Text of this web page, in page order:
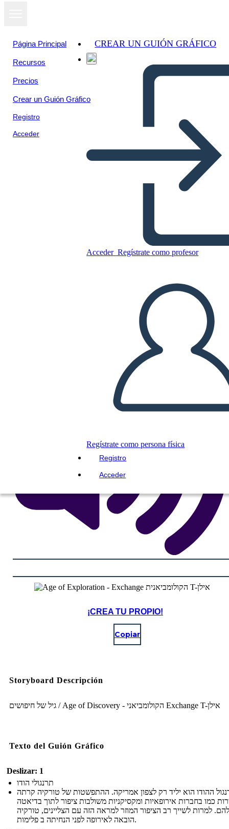
Página Principal
Recursos
Precios
Crear un Guión Gráfico
Registro
Acceder
CREAR UN GUIÓN GRÁFICO
Acceder Regístrate como profesor
Regístrate como persona física
Registro
Acceder
Age of Exploration -
Exchange הקולומביאנית T-אילן
Copie este guión gráfico
CREAR UN GUIÓN GRÁFICO
JUEGO DE DIAPOSITIVAS
LEERME
¡CREA TU PROPIO!
Copiar
Storyboard Descripción
גיל של חיפושים / Age of Discovery - הקולומביאני Exchange T-אילן
Texto del Guión Gráfico
Deslizar: 1
תרנגולי הודו
ההודו הוא יליד רק לצפון אמריקה. ההתפשטות של טורקיה קרתה
כמו בחברות אירופאיות ומקסיקניות משולבות ציפור לתוך בדיאטה
למרות לשייך רב הציפור המוזר למראה הזה עם הצליינים, טורקיה
הובאה לאירופה לפני הנחיתה ב פלימות.